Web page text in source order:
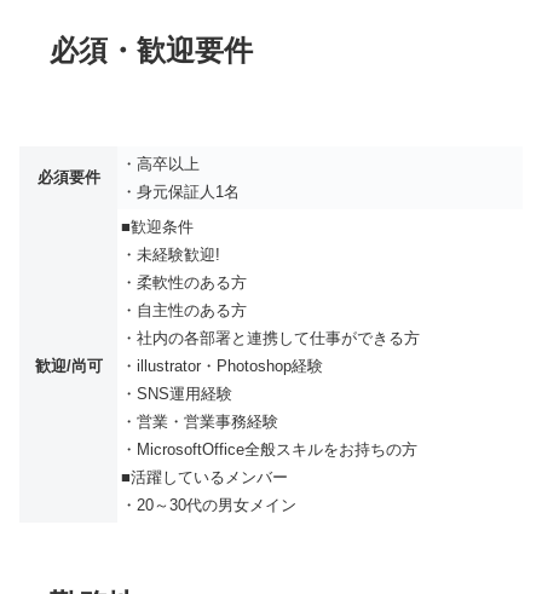
必須・歓迎要件
必須要件
・高卒以上
・身元保証人1名
歓迎/尚可
■歓迎条件
・未経験歓迎!
・柔軟性のある方
・自主性のある方
・社内の各部署と連携して仕事ができる方
・illustrator・Photoshop経験
・SNS運用経験
・営業・営業事務経験
・MicrosoftOffice全般スキルをお持ちの方
■活躍しているメンバー
・20～30代の男女メイン